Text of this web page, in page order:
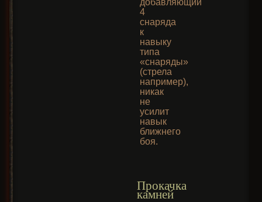
добавляющий
4
снаряда
к
навыку
типа
«снаряды»
(стрела
например),
никак
не
усилит
навык
ближнего
боя.
Прокачка
камней